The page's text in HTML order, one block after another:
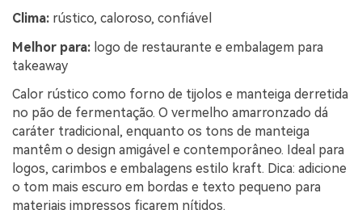
Clima: rústico, caloroso, confiável
Melhor para: logo de restaurante e embalagem para
takeaway
Calor rústico como forno de tijolos e manteiga derretida
no pão de fermentação. O vermelho amarronzado dá
caráter tradicional, enquanto os tons de manteiga
mantêm o design amigável e contemporâneo. Ideal para
logos, carimbos e embalagens estilo kraft. Dica: adicione
o tom mais escuro em bordas e texto pequeno para
materiais impressos ficarem nítidos.